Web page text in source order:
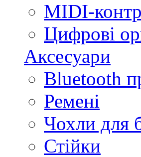
MIDI-
Цифрові
Аксесуари
Bluetooth
Ремені
Чохли для
Стійки